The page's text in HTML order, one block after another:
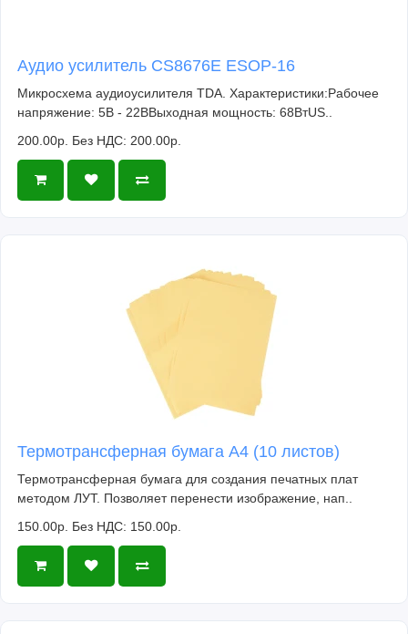
Аудио усилитель CS8676E ESOP-16
Микросхема аудиоусилителя TDA. Характеристики:Рабочее
напряжение: 5В - 22ВВыходная мощность: 68ВтUS..
200.00р. Без НДС: 200.00р.
Термотрансферная бумага А4 (10 листов)
Термотрансферная бумага для создания печатных плат
методом ЛУТ. Позволяет перенести изображение, нап..
150.00р. Без НДС: 150.00р.